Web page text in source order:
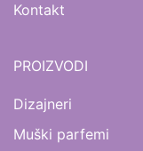
Kontakt
PROIZVODI
Dizajneri
Muški parfemi